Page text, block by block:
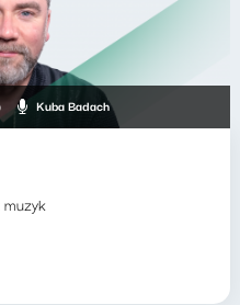
Kuba Badach
muzyk